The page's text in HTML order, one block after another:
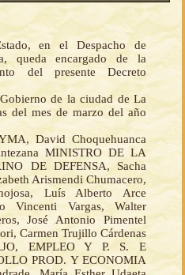
en el Despacho de
queda encargado de la
del presente Decreto
de la ciudad de La
del mes de marzo del año
David Choquehuanca
MINISTRO DE LA
DE DEFENSA, Sacha
Arismendi Chumacero,
Luís Alberto Arce
Vincenti Vargas, Walter
José Antonio Pimentel
Carmen Trujillo Cárdenas
EMPLEO Y P. S. E
PROD. Y ECONOMIA